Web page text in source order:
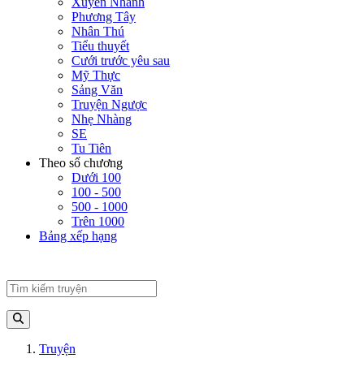
Phương Tây
Nhân Thú
Tiểu thuyết
Cưới trước yêu sau
Mỹ Thực
Sảng Văn
Truyện Ngược
Nhẹ Nhàng
SE
Tu Tiên
Theo số chương
Dưới 100
100 - 500
500 - 1000
Trên 1000
Bảng xếp hạng
Truyện